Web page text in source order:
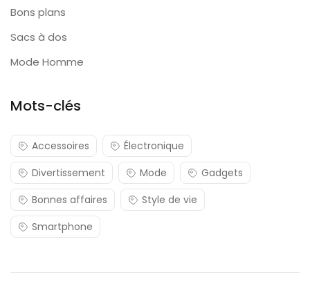
Bons plans
Sacs à dos
Mode Homme
Mots-clés
Accessoires
Électronique
Divertissement
Mode
Gadgets
Bonnes affaires
Style de vie
Smartphone